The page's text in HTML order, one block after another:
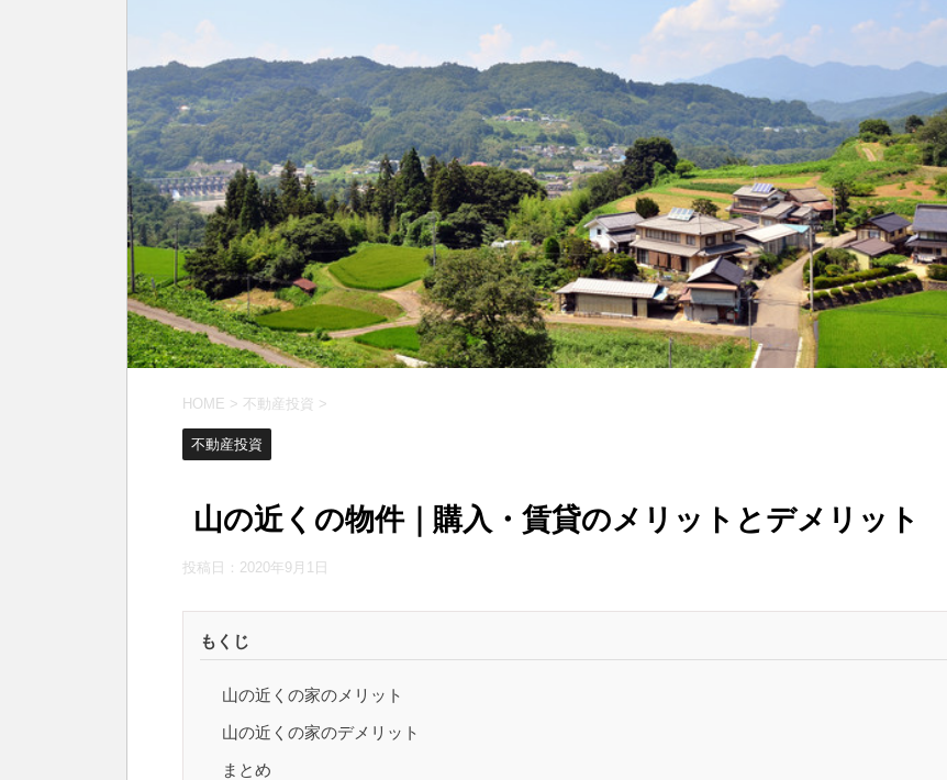
HOME > 不動産投資 >
不動産投資
山の近くの物件｜購入・賃貸のメリットとデメリット
投稿日： 2020年9月1日
もくじ
山の近くの家のメリット
山の近くの家のデメリット
まとめ